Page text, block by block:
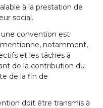
à la prestation de
social.
une convention est
mentionne, notamment,
et les tâches à
de la contribution du
de la fin de
doit être transmis à